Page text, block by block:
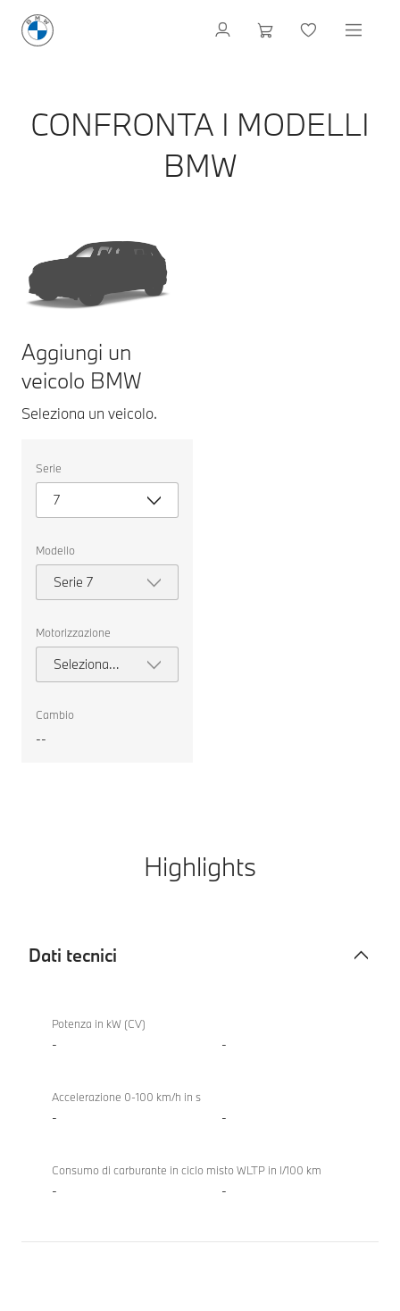
CONFRONTA I MODELLI
BMW
Aggiungi un
veicolo BMW
Seleziona un veicolo.
un
veicolo.
Serie
7
Modello
Serie 7
Motorizzazione
Seleziona
motorizzazione
Cambio
--
Highlights
Dati tecnici
tecniciPotenza in kW (CV)
- -
Accelerazione 0-100 km/h in s
- -
Consumo di carburante in ciclo misto WLTP in l/100 km
- -